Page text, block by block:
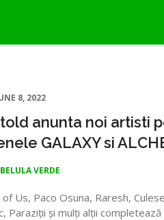
8, 2022
anunta noi artisti
GALAXY si
VERDE
of Us, Paco Osuna, Raresh,
Paraziții și mulți alții